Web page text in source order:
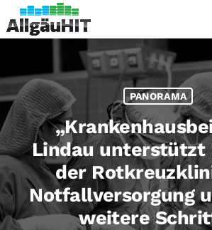
PANORAMA
Lindau unterstützt
der
Notfallversorgung
weitere